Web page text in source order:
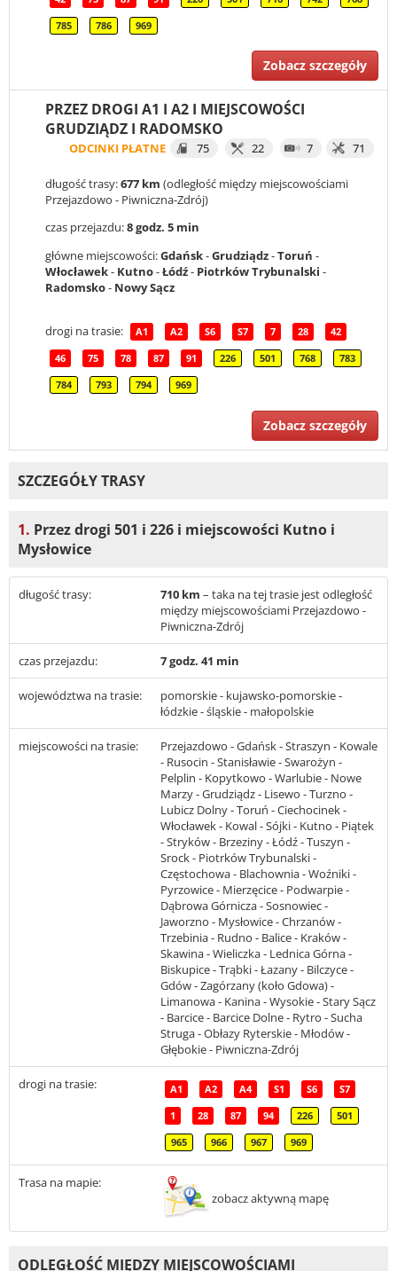
785 786 969
Zobacz szczegóły
PRZEZ DROGI A1 I A2 I MIEJSCOWOŚCI
GRUDZIĄDZ I RADOMSKO
ODCINKI PŁATNE 75 22 7 71
długość trasy:677 km (odległość między miejscowościami
Przejazdowo - Piwniczna-Zdrój)
czas przejazdu:8 godz. 5 min
główne miejscowości:Gdańsk-Grudziądz-Toruń -
Włocławek- Kutno-Łódź- Piotrków Trybunalski -
Radomsko- Nowy Sącz
drogi na trasie: A1 A2 S6 S7 7 28 42
46 75 78 87 91 226 501 768 783
784 793 794 969
Zobacz szczegóły
SZCZEGÓŁY TRASY
1. Przez drogi 501 i 226 i miejscowości Kutno i
Mysłowice
długość trasy: 710 km – taka na tej trasie jest odległość
między miejscowościami Przejazdowo -
Piwniczna-Zdrój
czas przejazdu: 7 godz. 41 min
województwa na trasie:
pomorskie - kujawsko-pomorskie -
łódzkie - śląskie - małopolskie
miejscowości na trasie:
Przejazdowo - Gdańsk - Straszyn - Kowale
- Rusocin - Stanisławie - Swarożyn -
Pelplin - Kopytkowo - Warlubie - Nowe
Marzy - Grudziądz - Lisewo - Turzno -
Lubicz Dolny - Toruń - Ciechocinek -
Włocławek - Kowal - Sójki - Kutno - Piątek
- Stryków - Brzeziny - Łódź - Tuszyn -
Srock - Piotrków Trybunalski -
Częstochowa - Blachownia - Woźniki -
Pyrzowice - Mierzęcice - Podwarpie -
Dąbrowa Górnicza - Sosnowiec -
Jaworzno - Mysłowice - Chrzanów -
Trzebinia - Rudno - Balice - Kraków -
Skawina - Wieliczka - Lednica Górna -
Biskupice - Trąbki - Łazany - Bilczyce -
Gdów - Zagórzany (koło Gdowa) -
Limanowa - Kanina - Wysokie - Stary Sącz
- Barcice - Barcice Dolne - Rytro - Sucha
Struga - Obłazy Ryterskie - Młodów -
Głębokie - Piwniczna-Zdrój
drogi na trasie: A1 A2 A4 S1 S6 S7
1 28 87 94 226 501
965 966 967 969
Trasa na mapie:
zobacz aktywną mapę
ODLEGŁOŚĆ MIĘDZY MIEJSCOWOŚCIAMI